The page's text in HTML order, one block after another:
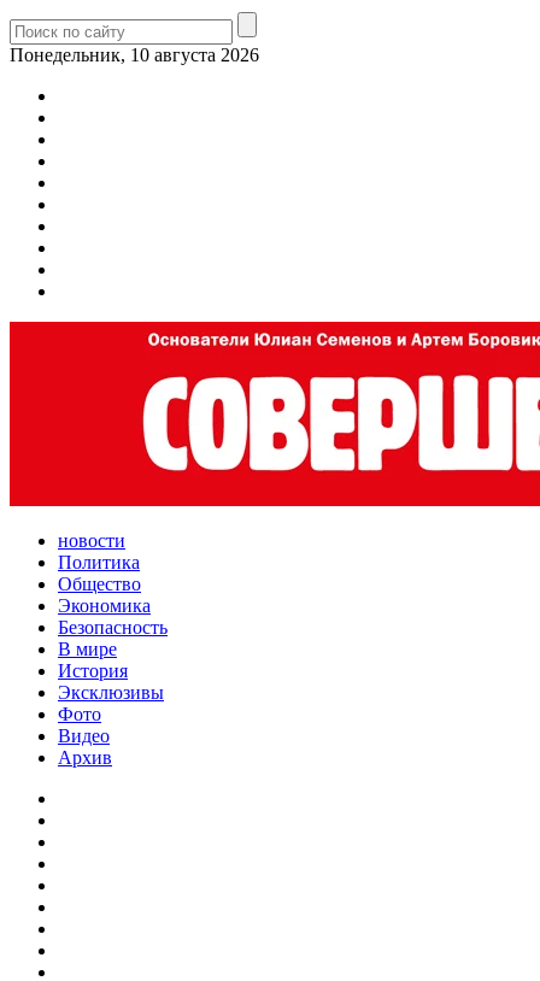
Понедельник, 10 августа 2026
новости
Политика
Общество
Экономика
Безопасность
В мире
История
Эксклюзивы
Фото
Видео
Архив